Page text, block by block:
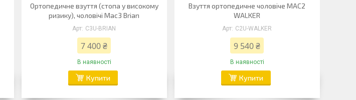
Ортопедичне взуття (стопа у високому
ризику), чоловічі Mac3 Brian
C3U-BRIAN
7 400 ₴
В наявності
Купити
Взуття ортопедичне чоловіче MAC2
WALKER
C2U-WALKER
9 540 ₴
В наявності
Купити